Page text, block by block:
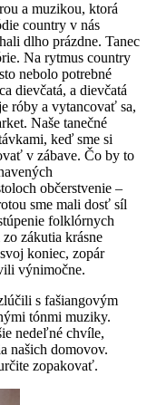
a muzikou, ktorá
country v nás
dlho prázdne. Tanec
Na rytmus country
nebolo potrebné
dievčatá, a dievčatá
róby a vytancovať sa,
Naše tanečné
keď sme si
v zábave. Čo by to
občerstvenie –
sme mali dosť síl
folklórnych
zákutia krásne
koniec, zopár
výnimočne.
s fašiangovým
tónmi muziky.
nedeľné chvíle,
našich domovov.
zopakovať.